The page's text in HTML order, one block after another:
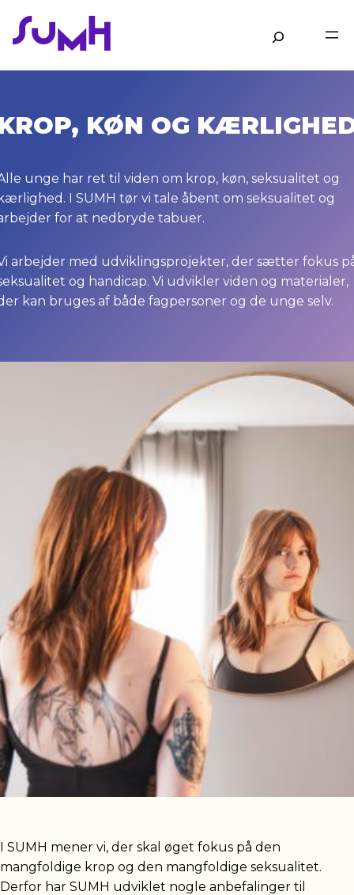
hovedindhold
Søg
KØN OG
unge har ret til viden om krop, køn, seksualitet og
I SUMH tør vi tale åbent om seksualitet og
for at nedbryde tabuer.
arbejder med udviklingsprojekter, der sætter fokus
og handicap. Vi udvikler viden og materialer,
kan bruges af både fagpersoner og de unge selv.
I SUMH mener vi, der skal øget fokus på den
mangfoldige krop og den mangfoldige seksualitet.
Derfor har SUMH udviklet nogle anbefalinger til